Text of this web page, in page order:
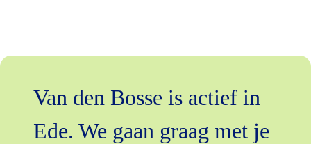
Van den Bosse is actief in
Ede. We gaan graag met je